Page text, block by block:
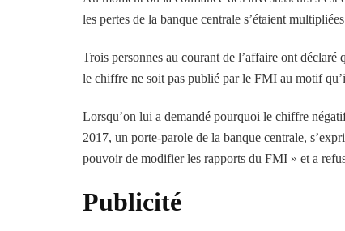
les pertes de la banque centrale s’étaient
Trois personnes au courant de l’affaire ont
le chiffre ne soit pas publié par le FMI au motif
Lorsqu’on lui a demandé pourquoi le chiffre
2017, un porte-parole de la banque centrale,
pouvoir de modifier les rapports du FMI » et a
Publicité